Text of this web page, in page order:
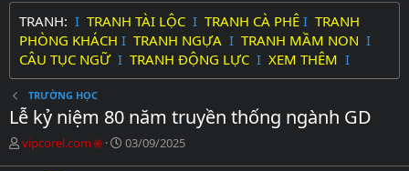
TRANH: I TRANH TÀI LỘC I TRANH CÀ PHÊ I TRANH
PHÒNG KHÁCH I TRANH NGỰA I TRANH MẦM NON I
CÂU TỤC NGỮ I TRANH ĐỘNG LỰC I XEM THÊM I
TRƯỜNG HỌC
Lễ kỷ niệm 80 năm truyền thống ngành GD
C
vipcorel.com
N
03/09/2025